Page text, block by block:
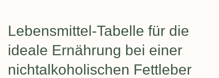
Lebensmittel-Tabelle für die
ideale Ernährung bei einer
nichtalkoholischen Fettleber